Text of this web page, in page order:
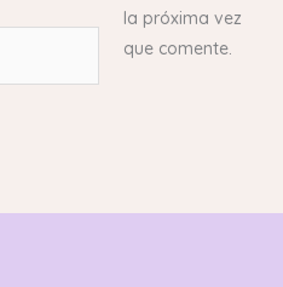
la próxima vez
que comente.